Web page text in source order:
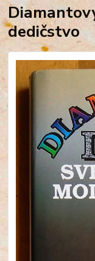
dedičstvo